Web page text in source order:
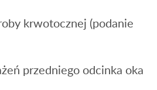
krwotocznej (podanie
przedniego odcinka oka